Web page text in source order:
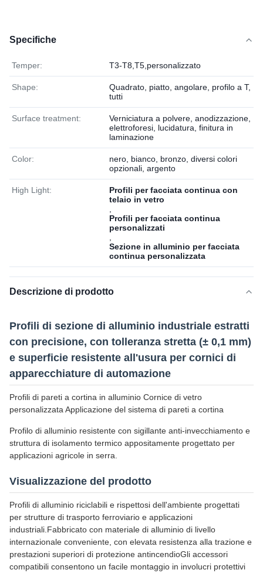
Specifiche
Temper: T3-T8,T5,personalizzato
Shape:
Quadrato, piatto, angolare, profilo a T,
tutti
Surface treatment:
Verniciatura a polvere, anodizzazione,
elettroforesi, lucidatura, finitura in
laminazione
Color:
nero, bianco, bronzo, diversi colori
opzionali, argento
High Light:
Profili per facciata continua con
telaio in vetro
Profili per facciata continua
personalizzati
Sezione in alluminio per facciata
continua personalizzata
Descrizione di prodotto
Profili di sezione di alluminio industriale estratti
con precisione, con tolleranza stretta (± 0,1 mm)
e superficie resistente all'usura per cornici di
apparecchiature di automazione
Profili di pareti a cortina in alluminio Cornice di vetro
personalizzata Applicazione del sistema di pareti a cortina
Profilo di alluminio resistente con sigillante anti-invecchiamento e
struttura di isolamento termico appositamente progettato per
applicazioni agricole in serra.
Visualizzazione del prodotto
Profili di alluminio riciclabili e rispettosi dell'ambiente progettati
per strutture di trasporto ferroviario e applicazioni
industriali.Fabbricato con materiale di alluminio di livello
internazionale conveniente, con elevata resistenza alla trazione e
prestazioni superiori di protezione antincendioGli accessori
compatibili consentono un facile montaggio in involucri protettivi